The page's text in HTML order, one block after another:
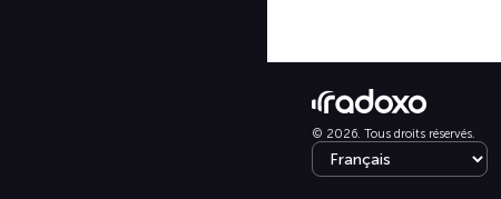
© 2026. Tous droits réservés.
Select language